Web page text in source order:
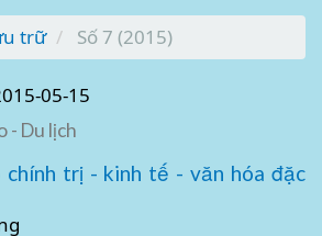
trữ Số 7 (2015)
05-15
- Du lịch
chính trị - kinh tế - văn hóa đặc